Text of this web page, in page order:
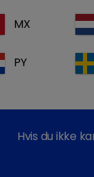
MX
PY
Hvis du ikke